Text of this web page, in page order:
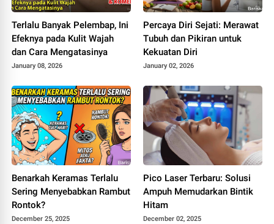
Terlalu Banyak Pelembap, Ini
Efeknya pada Kulit Wajah
dan Cara Mengatasinya
January 08, 2026
Percaya Diri Sejati: Merawat
Tubuh dan Pikiran untuk
Kekuatan Diri
January 02, 2026
Benarkah Keramas Terlalu
Sering Menyebabkan Rambut
Rontok?
December 25, 2025
Pico Laser Terbaru: Solusi
Ampuh Memudarkan Bintik
Hitam
December 02, 2025